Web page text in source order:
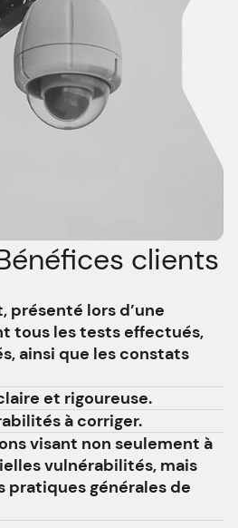
clients
présenté lors d’une
tous les tests effectués,
ainsi que les constats
et rigoureuse.
à corriger.
visant non seulement à
vulnérabilités, mais
pratiques générales de